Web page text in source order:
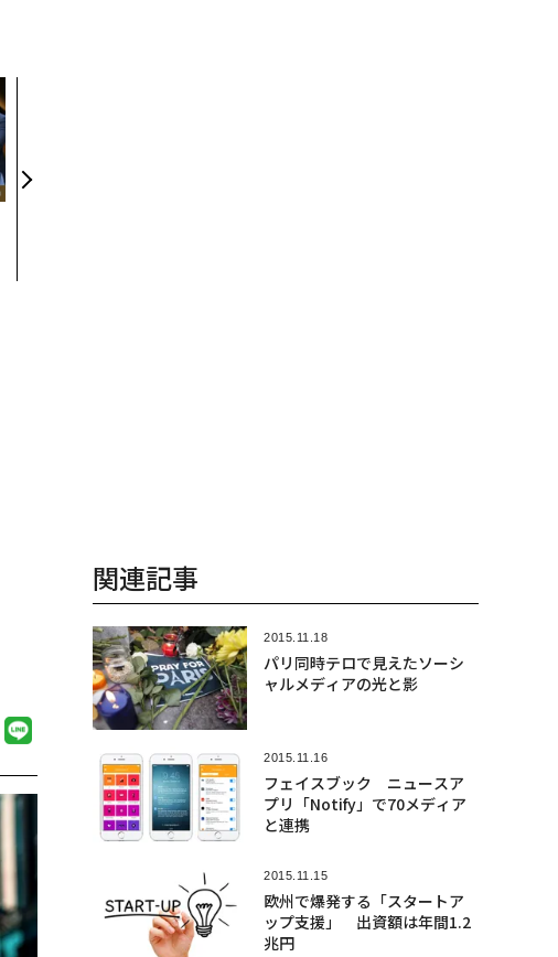
ビジネス×PwC】
関連記事
2015.11.18
パリ同時テロで見えたソーシ
ャルメディアの光と影
2015.11.16
フェイスブック ニュースア
プリ「Notify」で70メディア
と連携
2015.11.15
欧州で爆発する「スタートア
ップ支援」 出資額は年間1.2
兆円